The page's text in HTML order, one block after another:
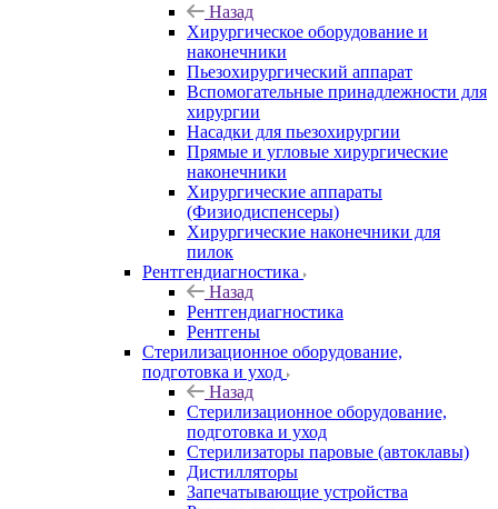
Назад
Хирургическое оборудование и
наконечники
Пьезохирургический аппарат
Вспомогательные принадлежности для
хирургии
Насадки для пьезохирургии
Прямые и угловые хирургические
наконечники
Хирургические аппараты
(Физиодиспенсеры)
Хирургические наконечники для
пилок
Рентгендиагностика
Назад
Рентгендиагностика
Рентгены
Стерилизационное оборудование,
подготовка и уход
Назад
Стерилизационное оборудование,
подготовка и уход
Стерилизаторы паровые (автоклавы)
Дистилляторы
Запечатывающие устройства